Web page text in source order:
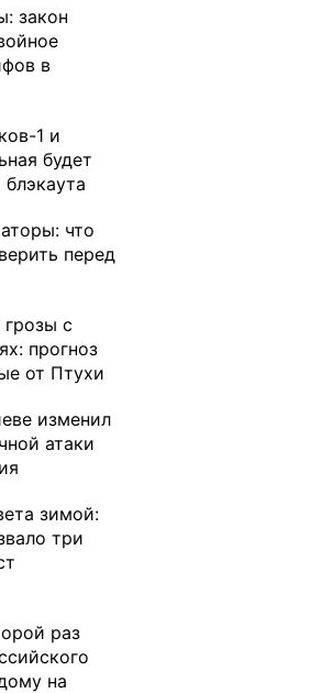
закон
в
1 и
будет
что
перед
с
прогноз
от Птухи
изменил
атаки
зимой:
три
раз
на